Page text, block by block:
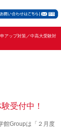
アップ対策／中高大受験対
受付中！
館Groupは「２月度